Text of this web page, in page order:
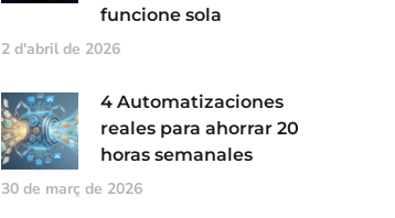
funcione sola
2 d'abril de 2026
4 Automatizaciones
reales para ahorrar 20
horas semanales
30 de març de 2026